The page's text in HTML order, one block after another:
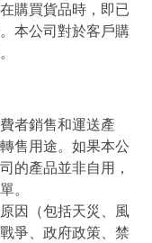
購買貨品時，即已
本公司對於客戶購
者銷售和運送產
售用途。如果本公
的產品並非自用，
。
因（包括天災、風
爭、政府政策、禁